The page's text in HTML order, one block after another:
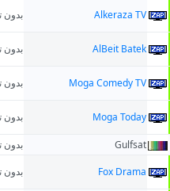
Alkeraza TV بدون
AlBeit Batek بدون
Moga Comedy TV بدون
Moga Today بدون
Gulfsat بدون
Fox Drama
بدون